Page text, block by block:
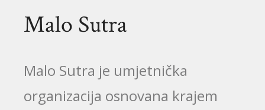
Malo Sutra
Malo Sutra je umjetnička
organizacija osnovana krajem